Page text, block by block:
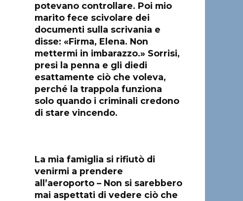
potevano controllare. Poi mio
marito fece scivolare dei
documenti sulla scrivania e
disse: «Firma, Elena. Non
mettermi in imbarazzo.» Sorrisi,
presi la penna e gli diedi
esattamente ciò che voleva,
perché la trappola funziona
solo quando i criminali credono
di stare vincendo.
La mia famiglia si rifiutò di
venirmi a prendere
all’aeroporto – Non si sarebbero
mai aspettati di vedere ciò che